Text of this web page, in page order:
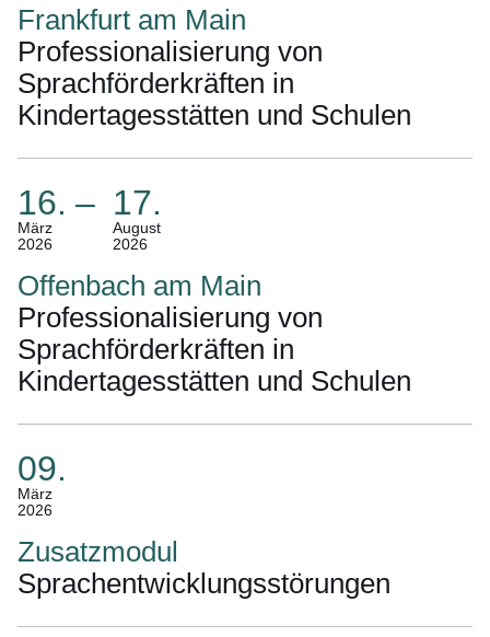
März
Bis
15.
September
Frankfurt am Main
Professionalisierung von
Sprachförderkräften in
Kindertagesstätten und Schulen
16.
März
2026
– 17.
August
2026
(Termin:
16.
März
Bis
17.
August
Offenbach am Main
Professionalisierung von
Sprachförderkräften in
Kindertagesstätten und Schulen
09.
März
2026
(Termin:
09.
März
Zusatzmodul
Sprachentwicklungsstörungen